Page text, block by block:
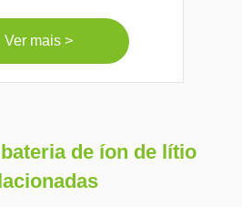
Ver mais >
de íon de lítio